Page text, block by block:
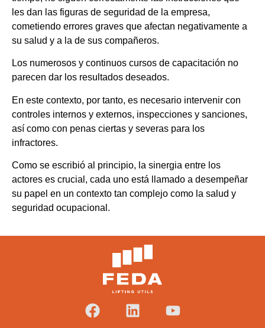
les dan las figuras de seguridad de la empresa,
cometiendo errores graves que afectan negativamente a
su salud y a la de sus compañeros.
Los numerosos y continuos cursos de capacitación no
parecen dar los resultados deseados.
En este contexto, por tanto, es necesario intervenir con
controles internos y externos, inspecciones y sanciones,
así como con penas ciertas y severas para los
infractores.
Como se escribió al principio, la sinergia entre los
actores es crucial, cada uno está llamado a desempeñar
su papel en un contexto tan complejo como la salud y
seguridad ocupacional.